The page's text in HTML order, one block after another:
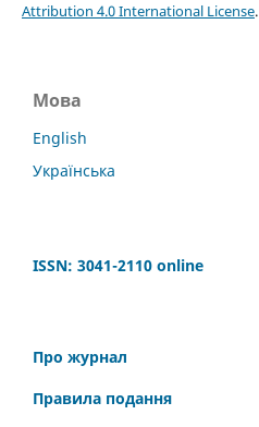
Attribution 4.0 International License.
Мова
English
Українська
ISSN: 3041-2110 online
Про журнал
Правила подання